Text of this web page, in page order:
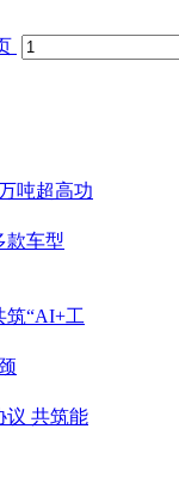
吨超高功
款车型
筑“AI+工
议 共筑能